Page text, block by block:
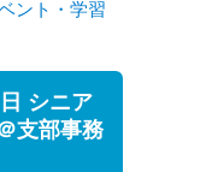
ント・学習
シニア
支部事務